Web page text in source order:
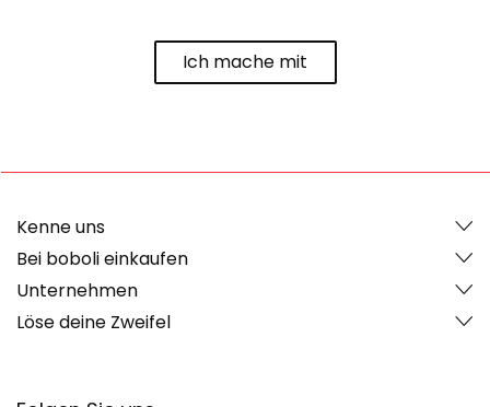
Ich mache mit
Kenne uns
Bei boboli einkaufen
Unternehmen
Löse deine Zweifel